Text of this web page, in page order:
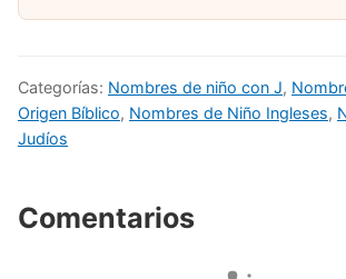
Categorías: Nombres de niño con J,
Origen Bíblico, Nombres de Niño Ingleses,
Judíos
Comentarios